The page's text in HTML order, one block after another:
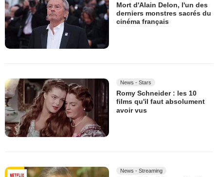
Mort d'Alain Delon, l'un des
derniers monstres sacrés du
cinéma français
News - Stars
Romy Schneider : les 10
films qu'il faut absolument
avoir vus
News - Streaming